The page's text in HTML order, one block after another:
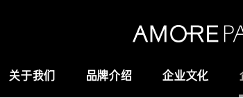
关于我们 品牌介绍 企业文化